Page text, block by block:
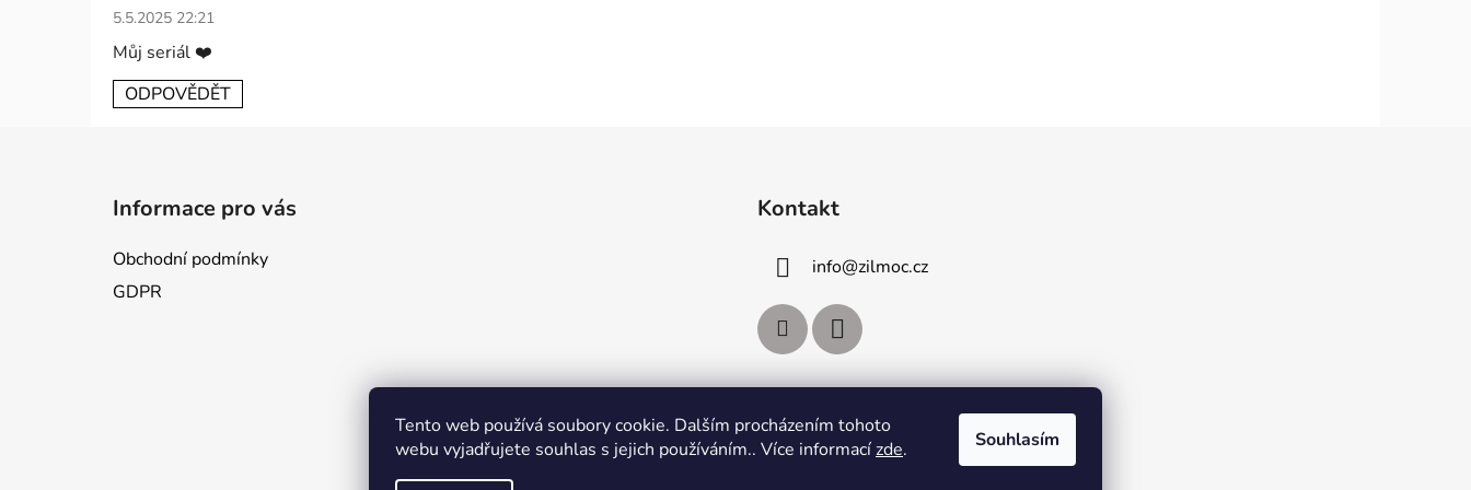
Tento web používá soubory cookie. Dalším procházením tohoto
webu vyjadřujete souhlas s jejich používáním.. Více informacízde. Souhlasím
d
i
s
k
5.5.2025 22:21
Můj seriál ❤️
ODPOVĚDĚT
Informace pro vás
Obchodní podmínky
GDPR
Kontakt
info@zilmoc.cz
JAKOSTTV